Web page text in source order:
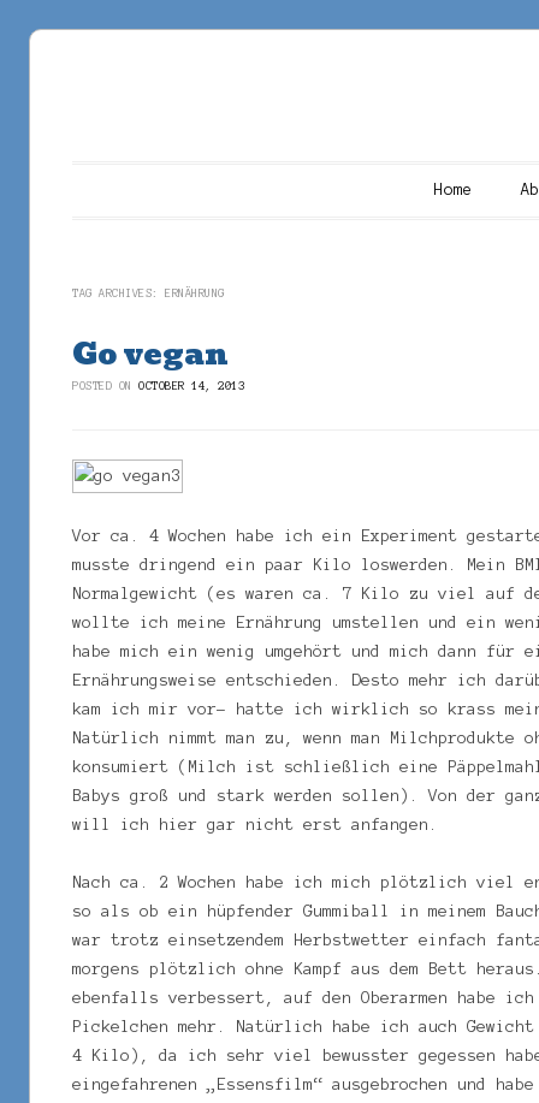
Home
TAG ARCHIVES: ERNÄHRUNG
Go vegan
POSTED ON OCTOBER 14, 2013
Vor ca. 4 Wochen habe ich ein Experiment
musste dringend ein paar Kilo loswerden. Mein
Normalgewicht (es waren ca. 7 Kilo zu viel auf
wollte ich meine Ernährung umstellen und ein
habe mich ein wenig umgehört und mich dann für
Ernährungsweise entschieden. Desto mehr ich
kam ich mir vor- hatte ich wirklich so krass
Natürlich nimmt man zu, wenn man Milchprodukte
konsumiert (Milch ist schließlich eine
Babys groß und stark werden sollen). Von der
will ich hier gar nicht erst anfangen.
Nach ca. 2 Wochen habe ich mich plötzlich viel
so als ob ein hüpfender Gummiball in meinem
war trotz einsetzendem Herbstwetter einfach
morgens plötzlich ohne Kampf aus dem Bett
ebenfalls verbessert, auf den Oberarmen habe
Pickelchen mehr. Natürlich habe ich auch
4 Kilo), da ich sehr viel bewusster gegessen
eingefahrenen „Essensfilm“ ausgebrochen und